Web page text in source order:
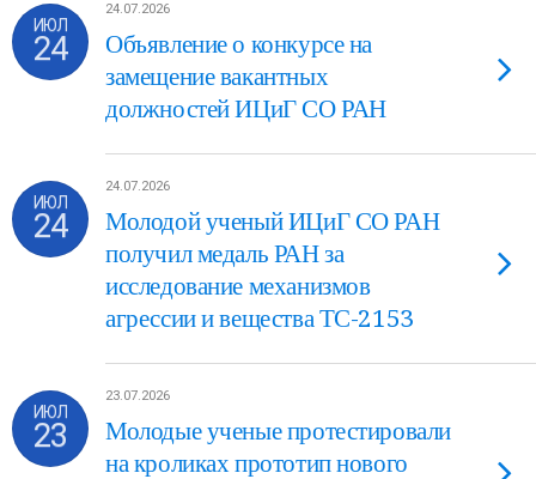
ИЮЛ
24
24.07.2026
Объявление о конкурсе на
замещение вакантных
должностей ИЦиГ СО РАН
ИЮЛ
24
24.07.2026
Молодой ученый ИЦиГ СО РАН
получил медаль РАН за
исследование механизмов
агрессии и вещества ТС-2153
ИЮЛ
23
23.07.2026
Молодые ученые протестировали
на кроликах прототип нового